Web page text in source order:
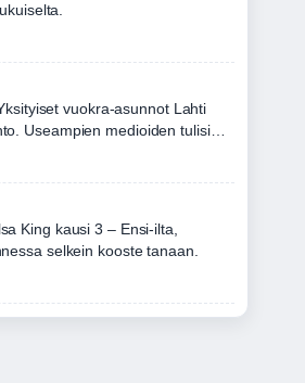
vuokra-asunnot Lahti
Useampien medioiden tulisi
King kausi 3 – Ensi-ilta,
selkein kooste tanaan.